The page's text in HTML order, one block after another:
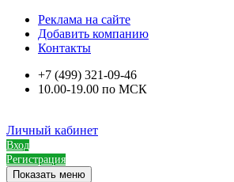
Реклама на сайте
Добавить компанию
Контакты
+7 (499) 321-09-46
10.00-19.00 по МСК
Личный кабинет
Вход
Регистрация
Показать меню